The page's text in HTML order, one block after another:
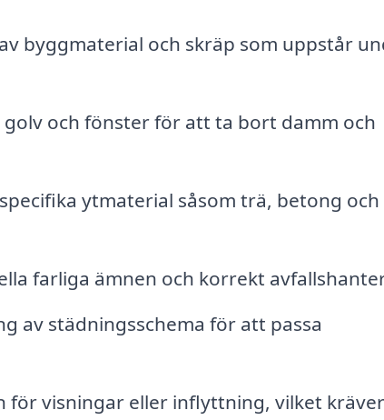
byggmaterial och skräp som uppstår
golv och fönster för att ta bort damm och
ytmaterial såsom trä, betong och
farliga ämnen och korrekt
av städningsschema för att passa
för visningar eller inflyttning, vilket